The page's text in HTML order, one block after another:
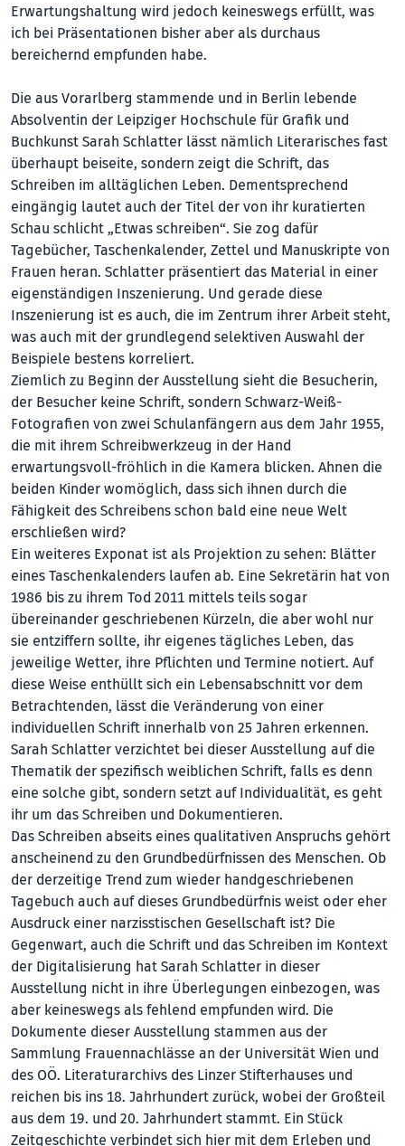
Erwartungshaltung wird jedoch keineswegs erfüllt, was
ich bei Präsentationen bisher aber als durchaus
bereichernd empfunden habe.
Die aus Vorarlberg stammende und in Berlin lebende
Absolventin der Leipziger Hochschule für Grafik und
Buchkunst Sarah Schlatter lässt nämlich Literarisches fast
überhaupt beiseite, sondern zeigt die Schrift, das
Schreiben im alltäglichen Leben. Dementsprechend
eingängig lautet auch der Titel der von ihr kuratierten
Schau schlicht „Etwas schreiben“. Sie zog dafür
Tagebücher, Taschenkalender, Zettel und Manuskripte von
Frauen heran. Schlatter präsentiert das Material in einer
eigenständigen Inszenierung. Und gerade diese
Inszenierung ist es auch, die im Zentrum ihrer Arbeit steht,
was auch mit der grundlegend selektiven Auswahl der
Beispiele bestens korreliert.
Ziemlich zu Beginn der Ausstellung sieht die Besucherin,
der Besucher keine Schrift, sondern Schwarz-Weiß-
Fotografien von zwei Schulanfängern aus dem Jahr 1955,
die mit ihrem Schreibwerkzeug in der Hand
erwartungsvoll-fröhlich in die Kamera blicken. Ahnen die
beiden Kinder womöglich, dass sich ihnen durch die
Fähigkeit des Schreibens schon bald eine neue Welt
erschließen wird?
Ein weiteres Exponat ist als Projektion zu sehen: Blätter
eines Taschenkalenders laufen ab. Eine Sekretärin hat von
1986 bis zu ihrem Tod 2011 mittels teils sogar
übereinander geschriebenen Kürzeln, die aber wohl nur
sie entziffern sollte, ihr eigenes tägliches Leben, das
jeweilige Wetter, ihre Pflichten und Termine notiert. Auf
diese Weise enthüllt sich ein Lebensabschnitt vor dem
Betrachtenden, lässt die Veränderung von einer
individuellen Schrift innerhalb von 25 Jahren erkennen.
Sarah Schlatter verzichtet bei dieser Ausstellung auf die
Thematik der spezifisch weiblichen Schrift, falls es denn
eine solche gibt, sondern setzt auf Individualität, es geht
ihr um das Schreiben und Dokumentieren.
Das Schreiben abseits eines qualitativen Anspruchs gehört
anscheinend zu den Grundbedürfnissen des Menschen. Ob
der derzeitige Trend zum wieder handgeschriebenen
Tagebuch auch auf dieses Grundbedürfnis weist oder eher
Ausdruck einer narzisstischen Gesellschaft ist? Die
Gegenwart, auch die Schrift und das Schreiben im Kontext
der Digitalisierung hat Sarah Schlatter in dieser
Ausstellung nicht in ihre Überlegungen einbezogen, was
aber keineswegs als fehlend empfunden wird. Die
Dokumente dieser Ausstellung stammen aus der
Sammlung Frauennachlässe an der Universität Wien und
des OÖ. Literaturarchivs des Linzer Stifterhauses und
reichen bis ins 18. Jahrhundert zurück, wobei der Großteil
aus dem 19. und 20. Jahrhundert stammt. Ein Stück
Zeitgeschichte verbindet sich hier mit dem Erleben und